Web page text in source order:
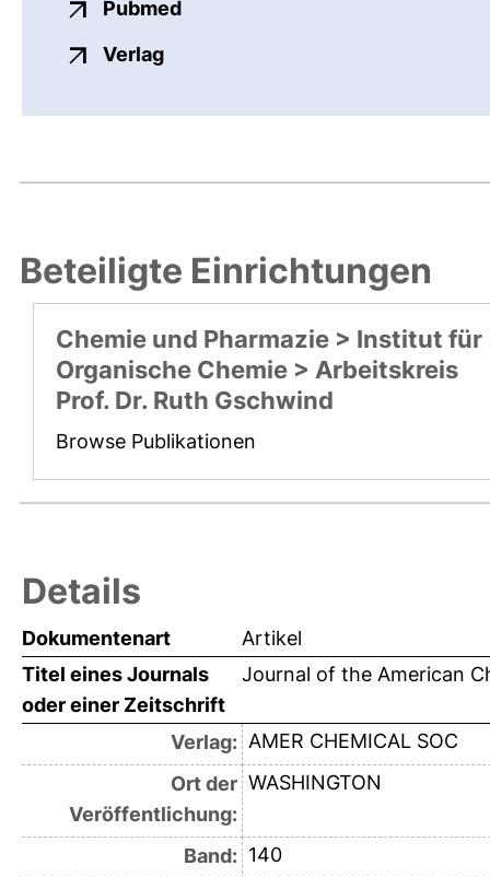
Pubmedexterner Link, öffnet neues
Verlagexterner Link, öffnet neues
Beteiligte Einrichtungen
Chemie und Pharmazie > Institut für
Organische Chemie > Arbeitskreis
Prof. Dr. Ruth Gschwind
Browse Publikationen
Details
Dokumentenart
Artikel
Titel eines Journals
oder einer Zeitschrift
Journal of the American
Verlag: AMER CHEMICAL SOC
Ort der
Veröffentlichung:
WASHINGTON
Band: 140